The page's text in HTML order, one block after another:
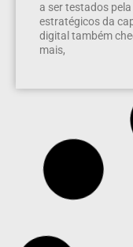
a ser testados
estratégicos da
digital também
mais,